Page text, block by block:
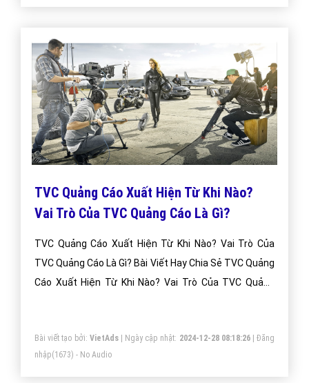
TVC Quảng Cáo Xuất Hiện Từ Khi Nào?
Vai Trò Của TVC Quảng Cáo Là Gì?
TVC Quảng Cáo Xuất Hiện Từ Khi Nào? Vai Trò Của
TVC Quảng Cáo Là Gì? Bài Viết Hay Chia Sẻ TVC Quảng
Cáo Xuất Hiện Từ Khi Nào? Vai Trò Của TVC Quảng
Bài viết tạo bởi: VietAds| Ngày cập nhật: 2024-12-28 08:18:26|Đăng
nhập(1673) - No Audio